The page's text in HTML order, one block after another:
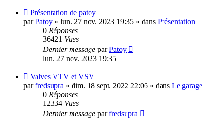
Nouveau
message
Présentation de patoy
parPatoy » lun. 27 nov. 2023 19:35 » dans Présentation
0 Réponses
36421 Vues
Dernier message parPatoy
lun. 27 nov. 2023 19:35
Nouveau
message
Valves VTV et VSV
parfredsupra » dim. 18 sept. 2022 22:06 » dans Le garage
0 Réponses
12334 Vues
Dernier message parfredsupra